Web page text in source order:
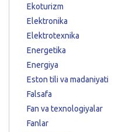
Ekoturizm
Elektronika
Elektrotexnika
Energetika
Energiya
Eston tili va madaniyati
Falsafa
Fan va texnologiyalar
Fanlar